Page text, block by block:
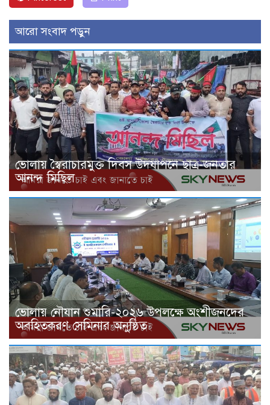
আরো সংবাদ পড়ুন
ভোলায় স্বৈরাচারমুক্ত দিবস উদযাপনে ছাত্র-জনতার
আনন্দ মিছিল
ভোলায় নৌযান শুমারি-২০২৬ উপলক্ষে অংশীজনদের
অবহিতকরণ সেমিনার অনুষ্ঠিত